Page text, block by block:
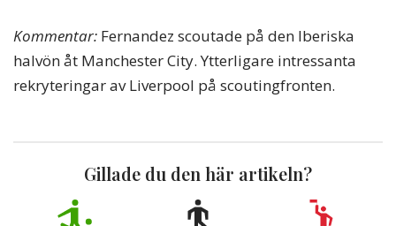
Kommentar: Fernandez scoutade på den Iberiska
halvön åt Manchester City. Ytterligare intressanta
rekryteringar av Liverpool på scoutingfronten.
Gillade du den här artikeln?